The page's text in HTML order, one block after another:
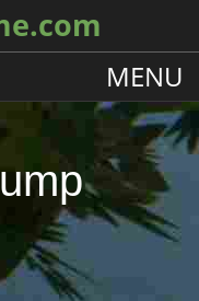
MENU